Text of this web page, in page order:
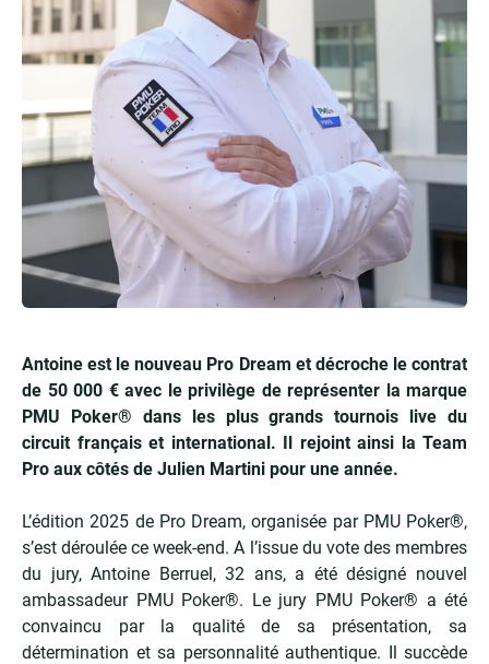
Antoine est le nouveau Pro Dream et décroche le contrat
de 50 000 € avec le privilège de représenter la marque
PMU Poker® dans les plus grands tournois live du
circuit français et international. Il rejoint ainsi la Team
Pro aux côtés de Julien Martini pour une année.
L’édition 2025 de Pro Dream, organisée par PMU Poker®,
s’est déroulée ce week-end. A l’issue du vote des membres
du jury, Antoine Berruel, 32 ans, a été désigné nouvel
ambassadeur PMU Poker®. Le jury PMU Poker® a été
convaincu par la qualité de sa présentation, sa
détermination et sa personnalité authentique. Il succède